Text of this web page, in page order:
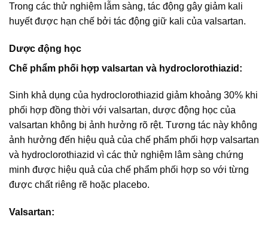
Trong các thử nghiệm lẫm sàng, tác động gây giảm kali
huyết được hạn chế bởi tác động giữ kali của valsartan.
Dược động học
Chế phẩm phối hợp valsartan và hydroclorothiazid:
Sinh khả dụng của hydroclorothiazid giảm khoảng 30% khi
phối hợp đồng thời với valsartan, dược động học của
valsartan không bị ảnh hưởng rõ rệt. Tương tác này không
ảnh hưởng đến hiệu quả của chế phẩm phối hợp valsartan
và hydroclorothiazid vì các thử nghiệm lâm sàng chứng
minh được hiệu quả của chế phẩm phối hợp so với từng
được chất riêng rẽ hoặc placebo.
Valsartan: